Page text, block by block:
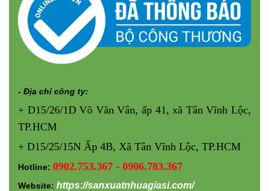
- Địa chỉ công ty:
+ D15/26/1D Võ Văn Vân, ấp 41, xã Tân Vĩnh Lộc,
TP.HCM
+ D15/25/15N Ấp 4B, Xã Tân Vĩnh Lộc, TP.HCM
Hotline: 0902.753.367 - 0906.783.367
Website: https://sanxuatnhuagiasi.com/